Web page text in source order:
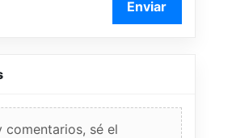
Enviar
comentarios, sé el